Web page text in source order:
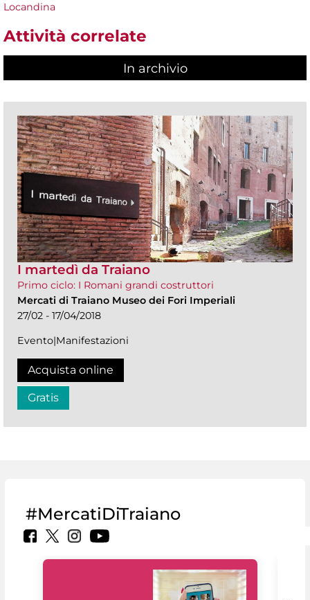
Locandina
Attività correlate
In archivio
I martedì da Traiano
Primo ciclo: I Romani grandi costruttori
Mercati di Traiano Museo dei Fori Imperiali
27/02 - 17/04/2018
Evento|Manifestazioni
Acquista online
Gratis
#MercatiDiTraiano